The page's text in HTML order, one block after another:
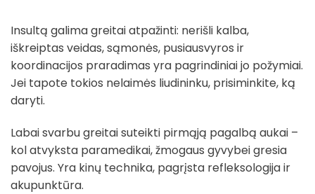
Insultą galima greitai atpažinti: nerišli kalba,
iškreiptas veidas, sąmonės, pusiausvyros ir
koordinacijos praradimas yra pagrindiniai jo požymiai.
Jei tapote tokios nelaimės liudininku, prisiminkite, ką
daryti.
Labai svarbu greitai suteikti pirmąją pagalbą aukai –
kol atvyksta paramedikai, žmogaus gyvybei gresia
pavojus. Yra kinų technika, pagrįsta refleksologija ir
akupunktūra.